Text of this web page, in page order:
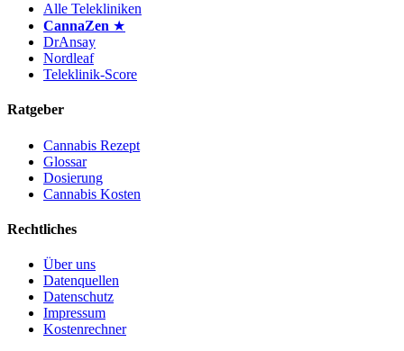
Alle Telekliniken
CannaZen ★
DrAnsay
Nordleaf
Teleklinik-Score
Ratgeber
Cannabis Rezept
Glossar
Dosierung
Cannabis Kosten
Rechtliches
Über uns
Datenquellen
Datenschutz
Impressum
Kostenrechner